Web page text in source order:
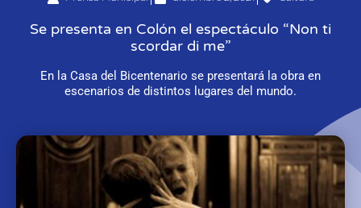
Se presenta en Colón el espectáculo “Non ti
scordar di me”
En la Casa del Bicentenario se presentará la obra en
escenarios de distintos lugares del mundo.